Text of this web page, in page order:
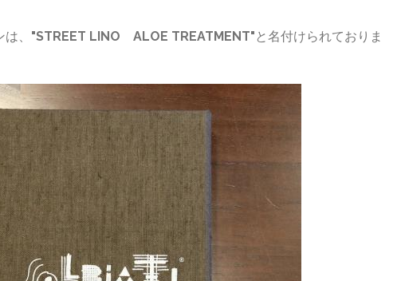
、 "STREET LINO ALOE TREATMENT" と名付けられておりま